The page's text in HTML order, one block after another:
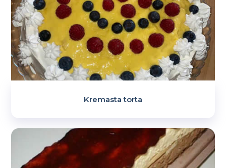
Kremasta torta